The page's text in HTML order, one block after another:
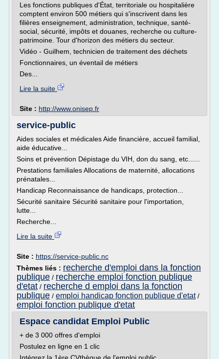
Les fonctions publiques d'État, territoriale ou hospitalière
comptent environ 500 métiers qui s'inscrivent dans les
filières enseignement, administration, technique, santé-
social, sécurité, impôts et douanes, recherche ou culture-
patrimoine. Tour d'horizon des métiers du secteur.
Vidéo - Guilhem, technicien de traitement des déchets
Fonctionnaires, un éventail de métiers
Des...
Lire la suite
Site : http://www.onisep.fr
service-public
Aides sociales et médicales Aide financière, accueil familial,
aide éducative...
Soins et prévention Dépistage du VIH, don du sang, etc......
Prestations familiales Allocations de maternité, allocations
prénatales...
Handicap Reconnaissance de handicaps, protection...
Sécurité sanitaire Sécurité sanitaire pour l'importation,
lutte...
Recherche...
Lire la suite
Site : https://service-public.nc
Thèmes liés : recherche d'emploi dans la fonction
publique / recherche emploi fonction publique
d'etat / recherche d emploi dans la fonction
publique / emploi handicap fonction publique d'etat/
emploi fonction publique d'etat
Espace candidat Emploi Public
+ de 3 000 offres d'emploi
Postulez en ligne en 1 clic